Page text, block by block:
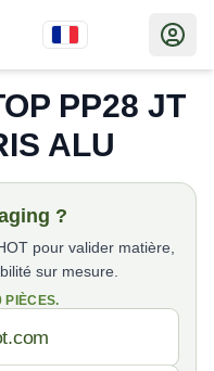
PP28 JT
ALU
?
pour valider matière,
sur mesure.
PIÈCES.